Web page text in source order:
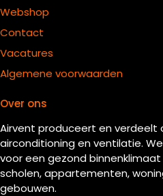
Webshop
Contact
Vacatures
Algemene voorwaarden
Over ons
Airvent produceert en verdeelt
airconditioning en ventilatie.
voor een gezond binnenklimaat
scholen, appartementen,
gebouwen.